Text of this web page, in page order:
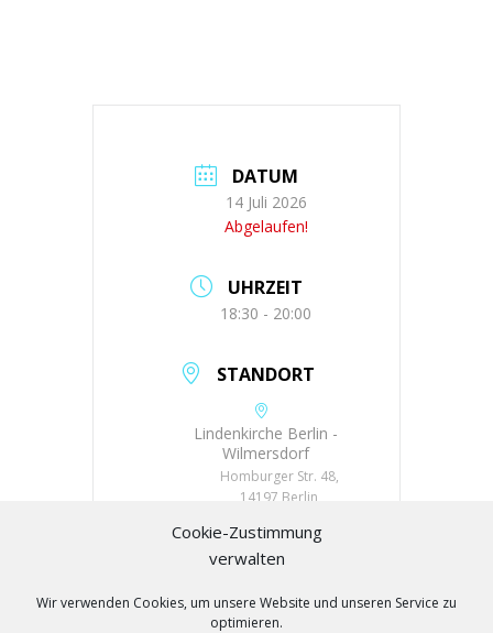
Cookie-Zustimmung
verwalten
Wir verwenden Cookies, um unsere Website und unseren Service zu
optimieren.
DATUM
14 Juli 2026
Abgelaufen!
UHRZEIT
18:30 - 20:00
STANDORT
Lindenkirche Berlin -
Wilmersdorf
Homburger Str. 48,
14197 Berlin
KATEGORIE
Tanzunterricht